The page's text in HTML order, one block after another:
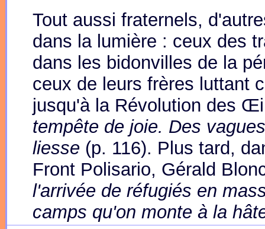
Tout aussi fraternels,
dans la lumière : ceux des
dans les bidonvilles de la
ceux de leurs frères luttant
jusqu'à la Révolution des
tempête de joie. Des
liesse (p. 116). Plus tard,
Front Polisario, Gérald
l'arrivée de réfugiés en
camps qu'on monte à la